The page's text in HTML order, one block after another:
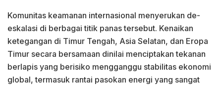
Komunitas keamanan internasional menyerukan de-
eskalasi di berbagai titik panas tersebut. Kenaikan
ketegangan di Timur Tengah, Asia Selatan, dan Eropa
Timur secara bersamaan dinilai menciptakan tekanan
berlapis yang berisiko mengganggu stabilitas ekonomi
global, termasuk rantai pasokan energi yang sangat